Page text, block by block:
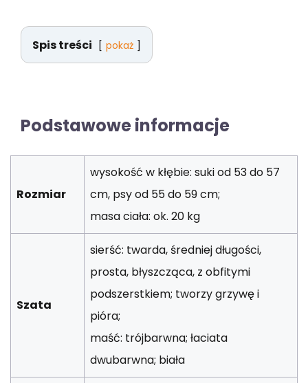
Spis treści pokaż
Podstawowe informacje
Rozmiar
wysokość w kłębie: suki od 53 do 57
cm, psy od 55 do 59 cm;
masa ciała: ok. 20 kg
Szata
sierść: twarda, średniej długości,
prosta, błyszcząca, z obfitymi
podszerstkiem; tworzy grzywę i
pióra;
maść: trójbarwna; łaciata
dwubarwna; biała